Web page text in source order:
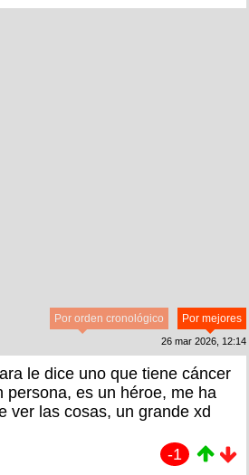
Por mejores
Por orden cronológico
26 mar 2026, 12:14
le dice uno que tiene cáncer
persona, es un héroe, me ha
ver las cosas, un grande xd
-1